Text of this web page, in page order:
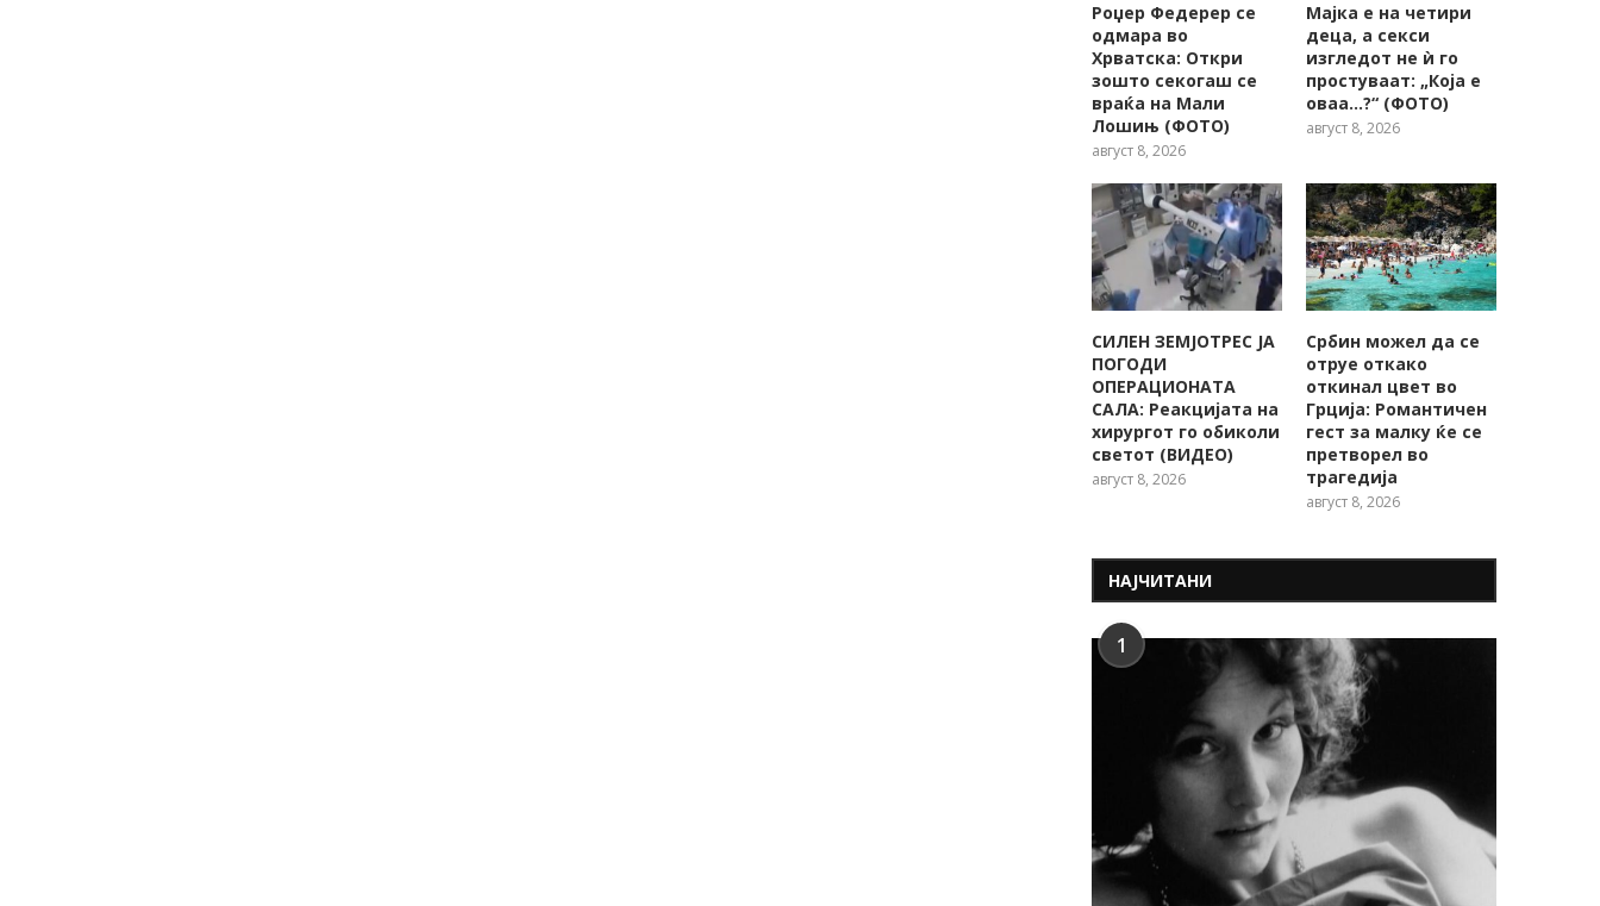
Роџер Федерер се
одмара во
Хрватска: Откри
зошто секогаш се
враќа на Мали
Лошињ (ФОТО)
август 8, 2026
Мајка е на четири
деца, а секси
изгледот не ѝ го
простуваат: „Која е
оваа…?“ (ФОТО)
август 8, 2026
СИЛЕН ЗЕМЈОТРЕС ЈА
ПОГОДИ
ОПЕРАЦИОНАТА
САЛА: Реакцијата на
хирургот го обиколи
светот (ВИДЕО)
август 8, 2026
Србин можел да се
отруе откако
откинал цвет во
Грција: Романтичен
гест за малку ќе се
претворел во
трагедија
август 8, 2026
НАЈЧИТАНИ
1